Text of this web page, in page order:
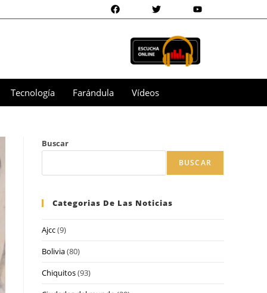
Tecnología Farándula Vídeos
Buscar
BUSCAR
Categorias De Las Noticias
Ajcc(9)
Bolivia(80)
Chiquitos(93)